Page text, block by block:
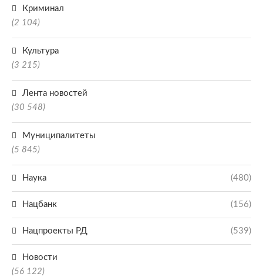
Криминал
(2 104)
Культура
(3 215)
Лента новостей
(30 548)
Муниципалитеты
(5 845)
Наука (480)
Нацбанк (156)
Нацпроекты РД (539)
Новости
(56 122)